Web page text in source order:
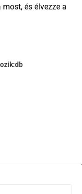
és élvezze a
db